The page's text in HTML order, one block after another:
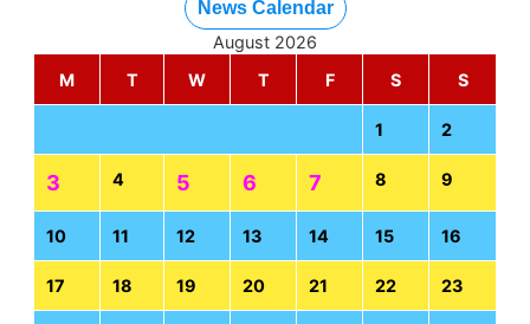
News Calendar
August 2026
M
T W T F S S
1 2
3 4 5 6 7 8 9
10 11 12 13 14 15 16
17 18 19 20 21 22 23